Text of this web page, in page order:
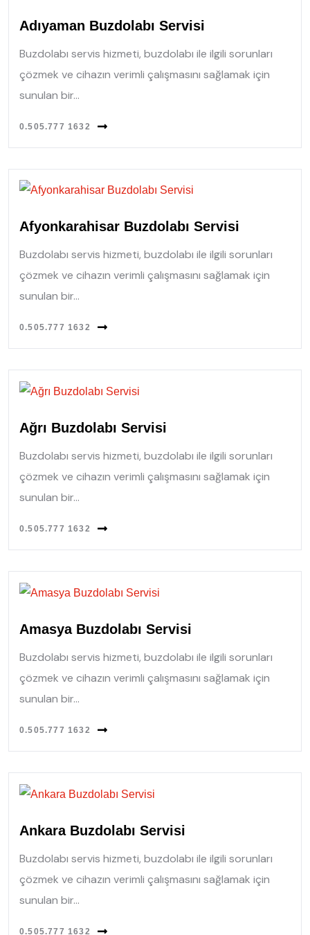
Adıyaman Buzdolabı Servisi
Buzdolabı servis hizmeti, buzdolabı ile ilgili sorunları
çözmek ve cihazın verimli çalışmasını sağlamak için
sunulan bir...
0.505.777 1632
Afyonkarahisar Buzdolabı Servisi
Buzdolabı servis hizmeti, buzdolabı ile ilgili sorunları
çözmek ve cihazın verimli çalışmasını sağlamak için
sunulan bir...
0.505.777 1632
Ağrı Buzdolabı Servisi
Buzdolabı servis hizmeti, buzdolabı ile ilgili sorunları
çözmek ve cihazın verimli çalışmasını sağlamak için
sunulan bir...
0.505.777 1632
Amasya Buzdolabı Servisi
Buzdolabı servis hizmeti, buzdolabı ile ilgili sorunları
çözmek ve cihazın verimli çalışmasını sağlamak için
sunulan bir...
0.505.777 1632
Ankara Buzdolabı Servisi
Buzdolabı servis hizmeti, buzdolabı ile ilgili sorunları
çözmek ve cihazın verimli çalışmasını sağlamak için
sunulan bir...
0.505.777 1632